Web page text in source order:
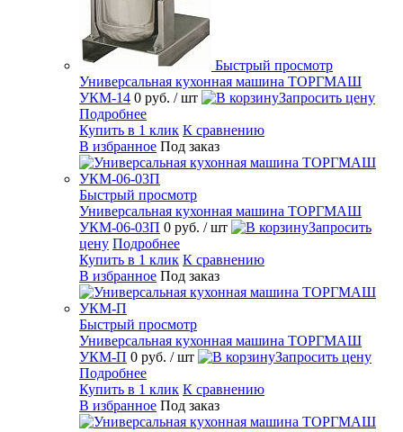
Быстрый просмотр
Универсальная кухонная машина ТОРГМАШ
УКМ-14 0 руб. / шт
Запросить цену
Подробнее
Купить в 1 клик К сравнению
В избранное Под заказ
Быстрый просмотр
Универсальная кухонная машина ТОРГМАШ
УКМ-06-03П 0 руб. / шт
Запросить
цену Подробнее
Купить в 1 клик К сравнению
В избранное Под заказ
Быстрый просмотр
Универсальная кухонная машина ТОРГМАШ
УКМ-П 0 руб. / шт
Запросить цену
Подробнее
Купить в 1 клик К сравнению
В избранное Под заказ